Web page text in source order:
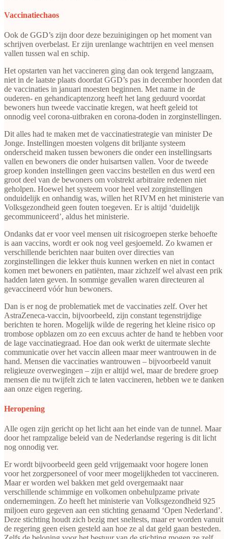
Vaccinatiechaos
Ook de GGD’s zijn door deze bezuinigingen op het moment van
schrijven overbelast. Er zijn urenlange wachtrijen en veel mensen
vallen tussen wal en schip.
Het opstarten van het vaccineren ging dan ook tergend langzaam,
niet in de laatste plaats doordat GGD’s pas in december hoorden dat
de vaccinaties in januari moesten beginnen. Met name in de
ouderen- en gehandicaptenzorg heeft het lang geduurd voordat
bewoners hun tweede vaccinatie kregen, wat heeft geleid tot
onnodig veel corona-uitbraken en corona-doden in zorginstellingen.
Dit alles had te maken met de vaccinatiestrategie van minister De
Jonge. Instellingen moesten volgens dit briljante systeem
onderscheid maken tussen bewoners die onder een instellingsarts
vallen en bewoners die onder huisartsen vallen. Voor de tweede
groep konden instellingen geen vaccins bestellen en dus werd een
groot deel van de bewoners om volstrekt arbitraire redenen niet
geholpen. Hoewel het systeem voor heel veel zorginstellingen
onduidelijk en onhandig was, willen het RIVM en het ministerie van
Volksgezondheid geen fouten toegeven. Er is altijd ‘duidelijk
gecommuniceerd’, aldus het ministerie.
Ondanks dat er voor veel mensen uit risicogroepen sterke behoefte
is aan vaccins, wordt er ook nog veel gesjoemeld. Zo kwamen er
verschillende berichten naar buiten over directies van
zorginstellingen die lekker thuis kunnen werken en niet in contact
komen met bewoners en patiënten, maar zichzelf wel alvast een prik
hadden laten geven. In sommige gevallen waren directeuren al
gevaccineerd vóór hun bewoners.
Dan is er nog de problematiek met de vaccinaties zelf. Over het
AstraZeneca-vaccin, bijvoorbeeld, zijn constant tegenstrijdige
berichten te horen. Mogelijk wilde de regering het kleine risico op
trombose opblazen om zo een excuus achter de hand te hebben voor
de lage vaccinatiegraad. Hoe dan ook werkt de uitermate slechte
communicatie over het vaccin alleen maar meer wantrouwen in de
hand. Mensen die vaccinaties wantrouwen – bijvoorbeeld vanuit
religieuze overwegingen – zijn er altijd wel, maar de bredere groep
mensen die nu twijfelt zich te laten vaccineren, hebben we te danken
aan onze eigen regering.
Heropening
Alle ogen zijn gericht op het licht aan het einde van de tunnel. Maar
door het rampzalige beleid van de Nederlandse regering is dit licht
nog onnodig ver.
Er wordt bijvoorbeeld geen geld vrijgemaakt voor hogere lonen
voor het zorgpersoneel of voor meer mogelijkheden tot vaccineren.
Maar er worden wel bakken met geld overgemaakt naar
verschillende schimmige en volkomen onbehulpzame private
ondernemingen. Zo heeft het ministerie van Volksgezondheid 925
miljoen euro gegeven aan een stichting genaamd ‘Open Nederland’.
Deze stichting houdt zich bezig met sneltests, maar er worden vanuit
de regering geen eisen gesteld aan hoe ze al dat geld gaan besteden.